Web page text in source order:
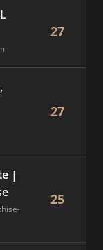
27
27
|
25